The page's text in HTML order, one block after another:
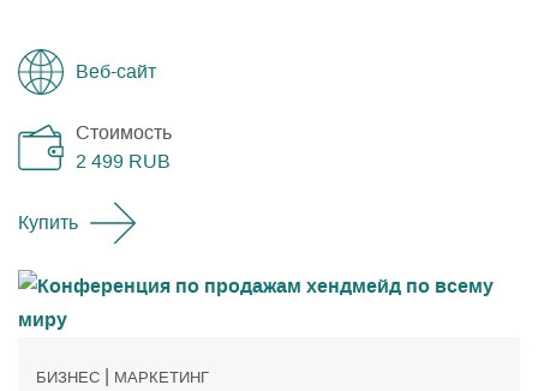
Веб-сайт
Стоимость
2 499 RUB
Купить
БИЗНЕС | МАРКЕТИНГ